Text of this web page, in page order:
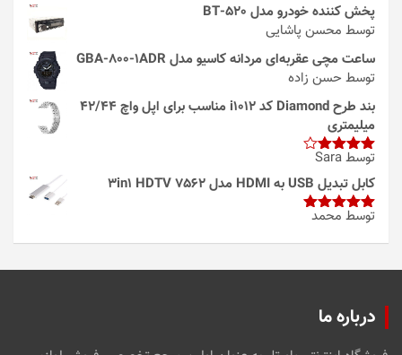
پخش کننده خودرو مدل 520-BT
توسط محسن پاشایی
ساعت مچی عقربه‌ای مردانه کاسیو مدل GBA-800-1ADR
توسط حسن زاده
بند طرح Diamond کد i1012 مناسب برای اپل واچ 42/44
میلیمتری
امتیاز4
از 5
توسط Sara
کابل تبدیل USB به HDMI مدل 3in1 HDTV 7562
امتیاز5از
توسط محمد
درباره ما